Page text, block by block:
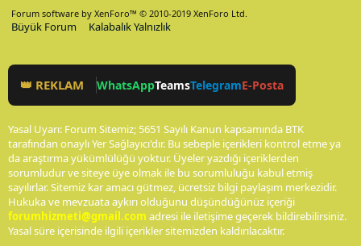
Forum software by XenForo™ © 2010-2019 XenForo Ltd.
Büyük Forum Kalabalık Yalnızlık
👑 REKLAM WhatsAppTeamsTelegramE-Posta
Yasal Uyarı: Forum Sitemiz; 5651 Sayılı Kanun kapsamında BTK
tarafından onaylı Yer Sağlayıcı'dır. Bu sebeple içerikleri kontrol etme ya
da araştırma yükümlülüğü yoktur. Üyeler yazdığı içeriklerden
sorumludur ve siteye üye olmak ile bu sorumluluğu kabul etmiş
sayılırlar. Sitemiz kar amacı gütmez, ücretsiz bilgi paylaşım merkezidir.
Hukuka ve mevzuata aykırı olduğunu düşündüğünüz içeriği
forumhizmeti@gmail.com adresi ile iletişime geçerek bildirebilirsiniz.
Yasal süre içerisinde ilgili içerikler sitemizden kaldırılacaktır.